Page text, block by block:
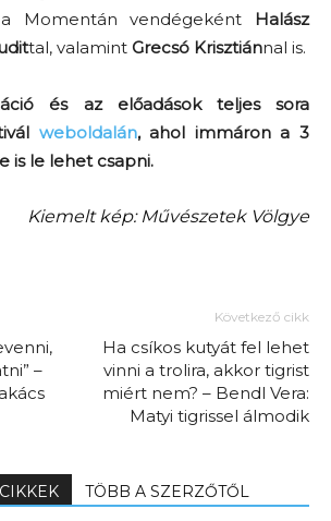
Momentán vendégeként
Halász
tal, valamint Grecsó Krisztiánnal is.
és az előadások teljes sora
weboldalán, ahol immáron a 3
is le lehet csapni.
Kiemelt kép: Művészetek Völgye
–
Következő cikk
Ha csíkos kutyát fel lehet
vinni a trolira, akkor tigrist
miért nem? – Bendl Vera:
Matyi tigrissel álmodik
TÖBB A SZERZŐTŐL